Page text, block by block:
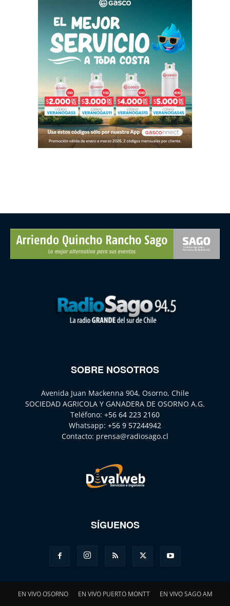
SOBRE NOSOTROS
Avenida Juan Mackenna 904, Osorno, Chile
SOCIEDAD AGRICOLA Y GANADERA DE OSORNO A.G.
Teléfono: +56 64 223 2160
Whatsapp: +56 9 57244942
Contacto: prensa@radiosago.cl
SÍGUENOS
EN VIVO OSORNO EN VIVO PUERTO MONTT EN VIVO SAGO AM